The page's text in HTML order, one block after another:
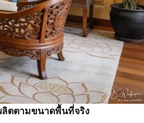
ลิตตามขนาดพื้นที่จริง